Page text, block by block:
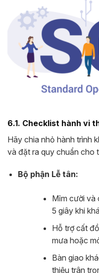
6.1. Checklist hành vi
Hãy chia nhỏ hành trình
và đặt ra quy chuẩn cho
Bộ phận Lễ tân:
Mỉm cười và
5 giây khi
Hỗ trợ cất
mưa hoặc
Bàn giao
thiệu trân